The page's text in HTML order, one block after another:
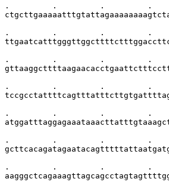
.         .         .         .
.         .         .         .
.         .         .         .
.         .         .         .
.         .         .         .
.         .         .         .
.         .         .         .